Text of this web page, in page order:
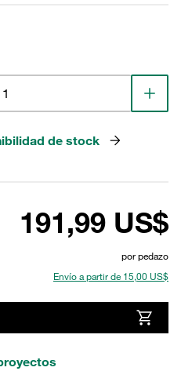
de stock
191,99 US$
por pedazo
Envío a partir de 15,00 US$